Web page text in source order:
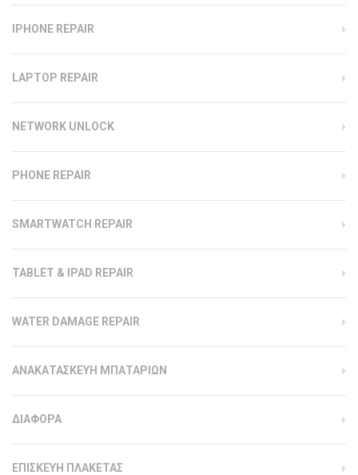
IPHONE REPAIR
LAPTOP REPAIR
NETWORK UNLOCK
PHONE REPAIR
SMARTWATCH REPAIR
TABLET & IPAD REPAIR
WATER DAMAGE REPAIR
ΑΝΑΚΑΤΑΣΚΕΥΗ ΜΠΑΤΑΡΙΩΝ
ΔΙΑΦΟΡΑ
ΕΠΙΣΚΕΥΗ ΠΛΑΚΕΤΑΣ